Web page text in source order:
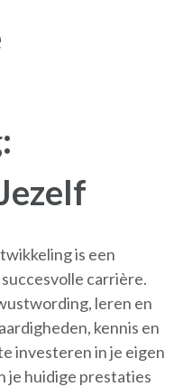
is een
carrière.
leren en
kennis en
investeren in je eigen
je huidige prestaties